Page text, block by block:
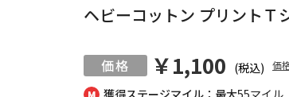
獲得ステージマイル：最大55マイル
ヘビーコットン プリントＴ
￥1,100 (税込) 価